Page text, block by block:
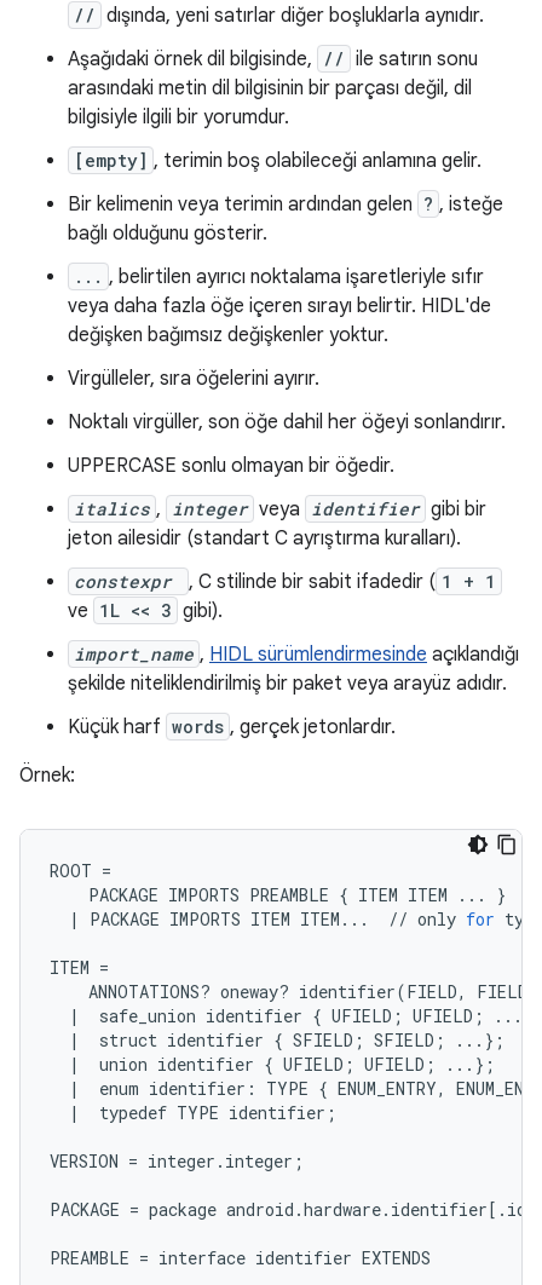
// dışında, yeni satırlar diğer boşluklarla aynıdır.
Aşağıdaki örnek dil bilgisinde,
// ile satırın sonu
arasındaki metin dil bilgisinin bir parçası değil, dil
bilgisiyle ilgili bir yorumdur.
[empty] , terimin boş olabileceği anlamına gelir.
Bir kelimenin veya terimin ardından gelen ? , isteğe
bağlı olduğunu gösterir.
... , belirtilen ayırıcı noktalama işaretleriyle sıfır
veya daha fazla öğe içeren sırayı belirtir. HIDL'de
değişken bağımsız değişkenler yoktur.
Virgülleler, sıra öğelerini ayırır.
Noktalı virgüller, son öğe dahil her öğeyi sonlandırır.
UPPERCASE sonlu olmayan bir öğedir.
italics , integer veya identifier gibi bir
jeton ailesidir (standart C ayrıştırma kuralları).
constexpr , C stilinde bir sabit ifadedir ( 1 + 1
ve 1L << 3 gibi).
import_name , HIDL sürümlendirmesinde açıklandığı
şekilde niteliklendirilmiş bir paket veya arayüz adıdır.
Küçük harf words , gerçek jetonlardır.
Örnek:
ROOT =
PACKAGE IMPORTS PREAMBLE { ITEM ITEM ... }
|
PACKAGE IMPORTS ITEM ITEM ... // only for
ITEM =
ANNOTATIONS? oneway? identifier(FIELD, FIELD
|
safe_union identifier { UFIELD ; UFIELD ; ...
|
struct identifier { SFIELD ; SFIELD ; ... };
|
union identifier { UFIELD ; UFIELD ; ... };
|
enum identifier : TYPE { ENUM_ENTRY,
|
typedef TYPE identifier ;
VERSION = integer . integer ;
PACKAGE = package android .hardware. identifier[ .
PREAMBLE = interface identifier EXTENDS